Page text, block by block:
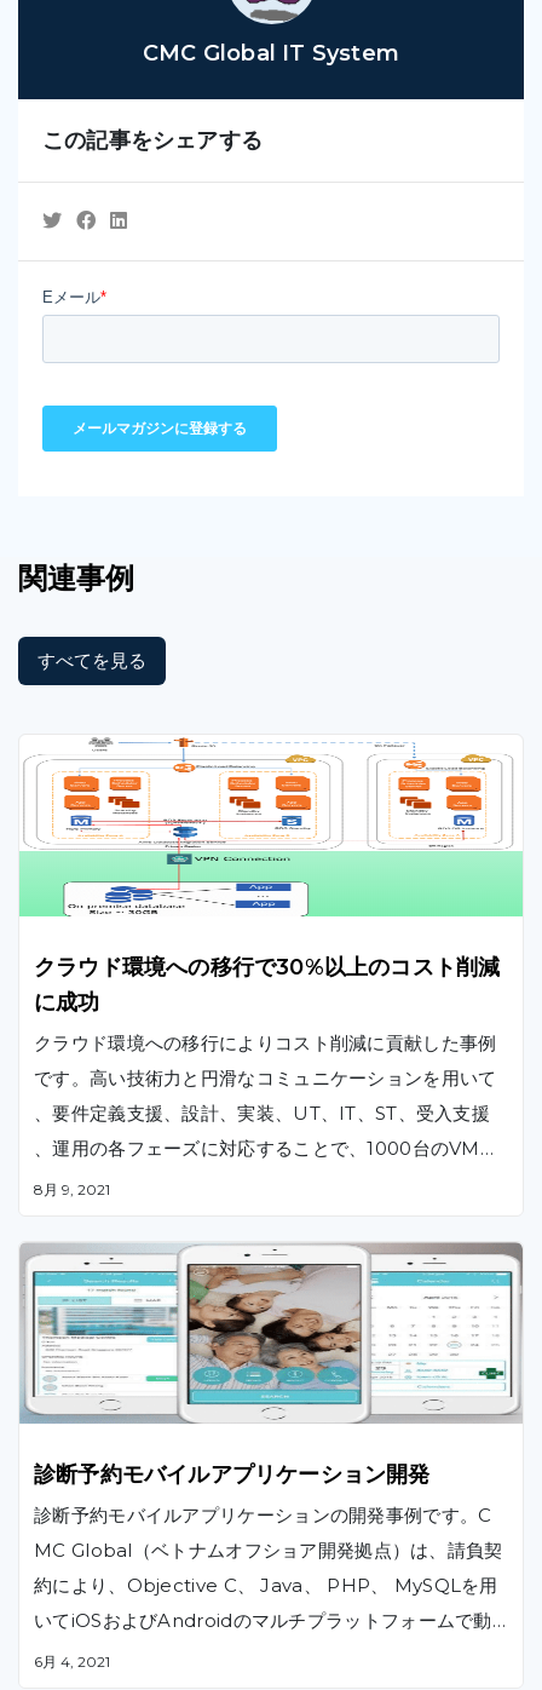
CMC Global IT System
この記事をシェアする
関連事例
すべてを見る
クラウド環境への移行で30%以上のコスト削減
に成功
クラウド環境への移行によりコスト削減に貢献した事例
です。高い技術力と円滑なコミュニケーションを用いて
、要件定義支援、設計、実装、UT、IT、ST、受入支援
、運用の各フェーズに対応することで、1000台のVM（
仮想マシン）をクラウドへ移行し、インフラ維持コスト
8月 9, 2021
診断予約モバイルアプリケーション開発
診断予約モバイルアプリケーションの開発事例です。C
MC Global（ベトナムオフショア開発拠点）は、請負契
約により、Objective C、 Java、 PHP、 MySQLを用
いてiOSおよびAndroidのマルチプラットフォームで動
作するモバイルアプリケーションの開発およびテストを
6月 4, 2021